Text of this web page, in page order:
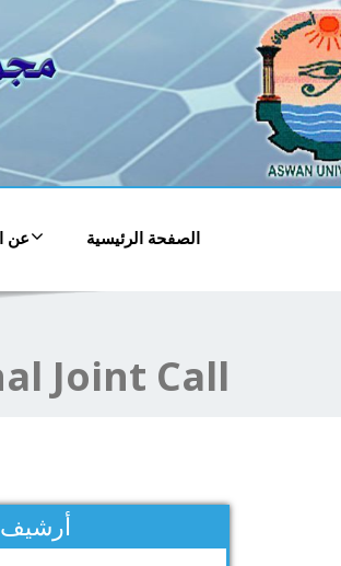
عن الصفحة الرئيسية
Joint Call
أرشيف